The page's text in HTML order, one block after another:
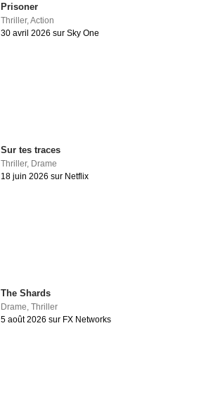
Prisoner
Thriller,Action
30 avril 2026 sur Sky One
Sur tes traces
Thriller, Drame
18 juin 2026 sur Netflix
The Shards
Drame,Thriller
5 août 2026 sur FX Networks